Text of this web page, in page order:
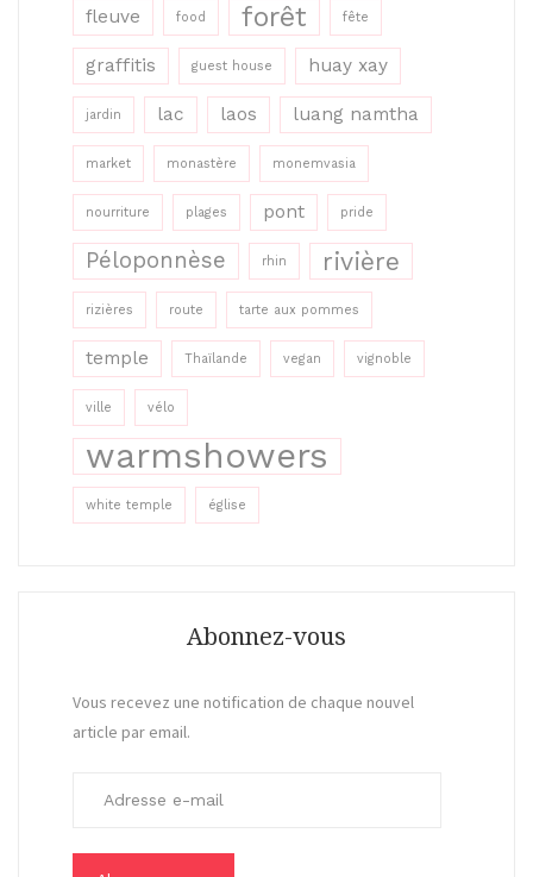
fleuve food forêt fête
graffitis guest house huay xay
jardin lac laos luang namtha
market monastère monemvasia
nourriture plages pont pride
Péloponnèse rhin rivière
rizières route tarte aux pommes
temple Thaïlande vegan vignoble
ville vélo
warmshowers
white temple église
Abonnez-vous
Vous recevez une notification de chaque nouvel
article par email.